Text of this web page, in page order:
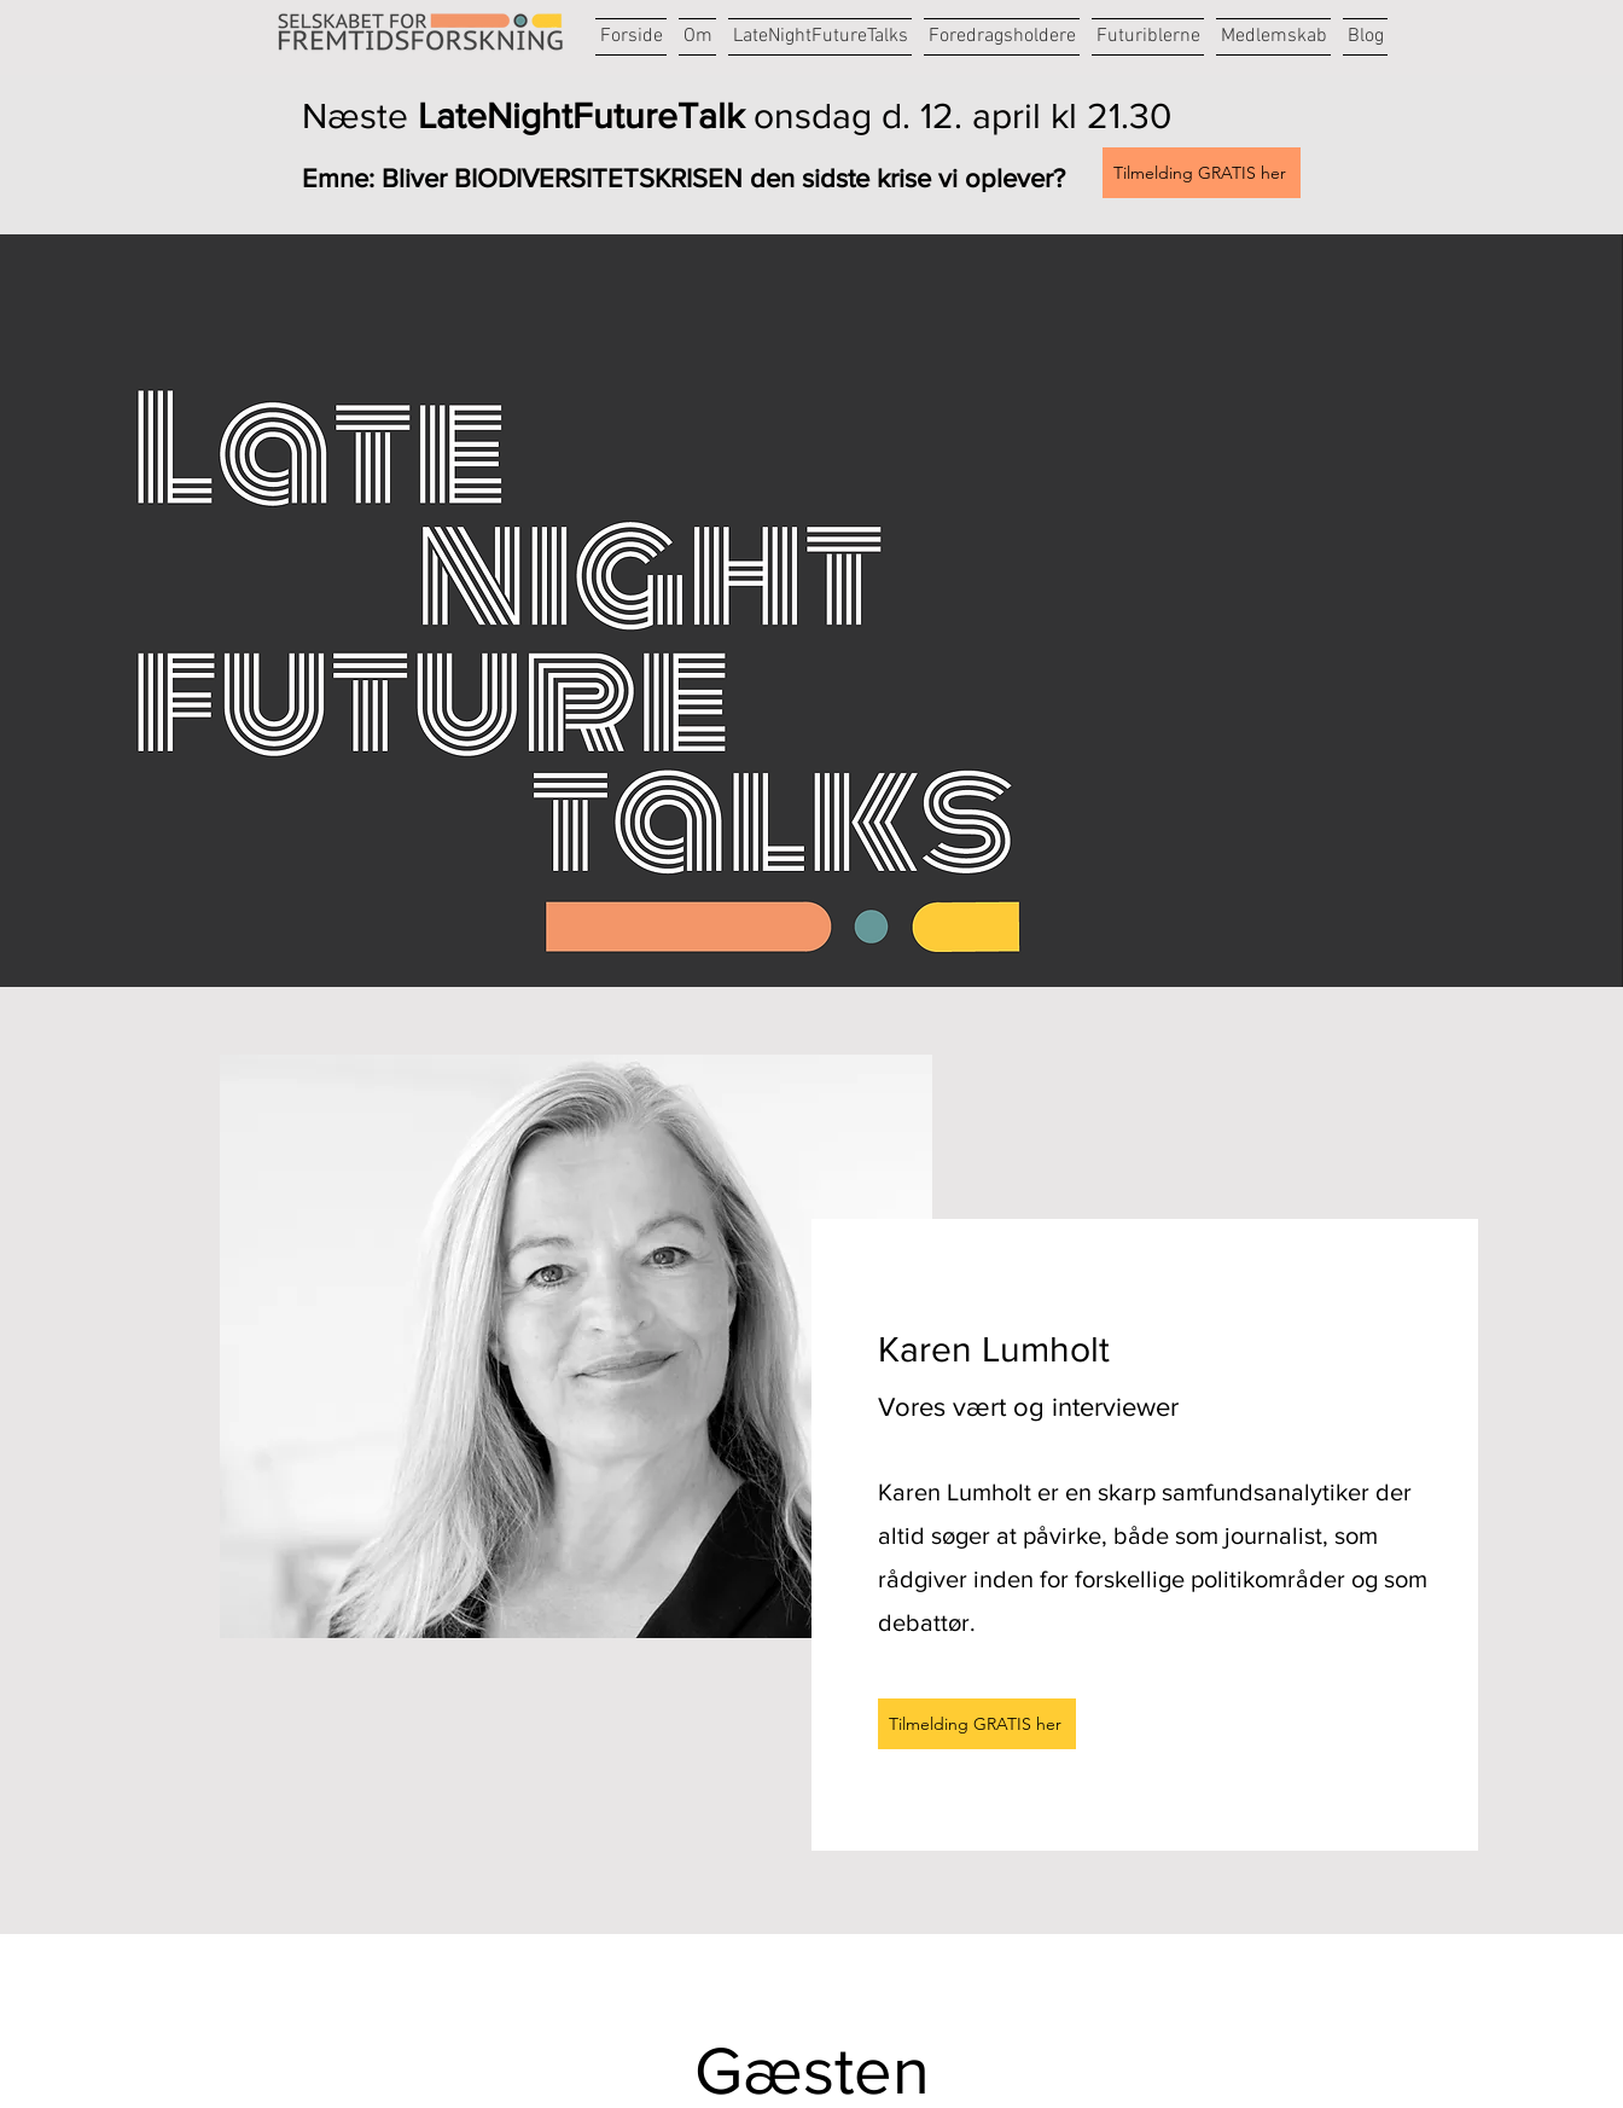
Forside Om LateNightFutureTalks Foredragsholdere Futuriblerne Medlemskab Blog
Næste LateNightFutureTalkonsdag d. 12. april kl 21.30
Emne: Bliver BIODIVERSITETSKRISEN den sidste krise vi oplever? Tilmelding GRATIS her
Karen Lumholt
Vores vært og interviewer
Karen Lumholt er en skarp samfundsanalytiker der
altid søger at påvirke, både som journalist, som
rådgiver inden for forskellige politikområder og som
debattør.
Tilmelding GRATIS her
Gæsten